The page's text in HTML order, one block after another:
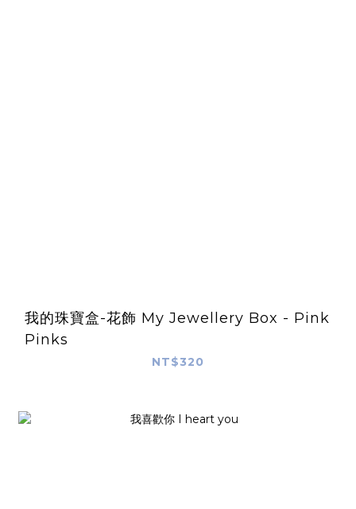
我的珠寶盒-花飾 My Jewellery Box - Pink
Pinks
NT$320